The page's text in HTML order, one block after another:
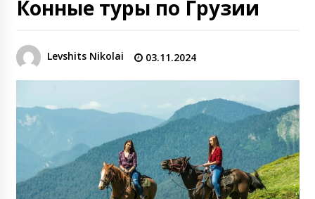
Конные туры по Грузии
Levshits Nikolai 03.11.2024